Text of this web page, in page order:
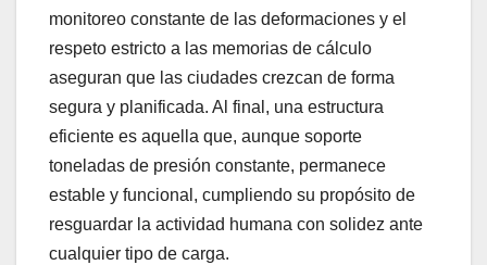
monitoreo constante de las deformaciones y el
respeto estricto a las memorias de cálculo
aseguran que las ciudades crezcan de forma
segura y planificada. Al final, una estructura
eficiente es aquella que, aunque soporte
toneladas de presión constante, permanece
estable y funcional, cumpliendo su propósito de
resguardar la actividad humana con solidez ante
cualquier tipo de carga.